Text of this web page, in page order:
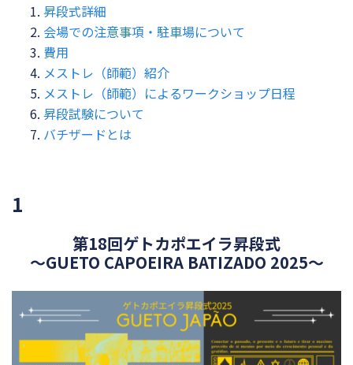
昇段式詳細
会場での注意事項・駐車場について
費用
メストレ（師範）紹介
メストレ（師範）によるワークショップ日程
昇段試験について
バチザードとは
1
第18回ゲトカポエイラ昇段式
〜GUETO CAPOEIRA BATIZADO 2025〜